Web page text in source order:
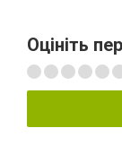
Оцініть